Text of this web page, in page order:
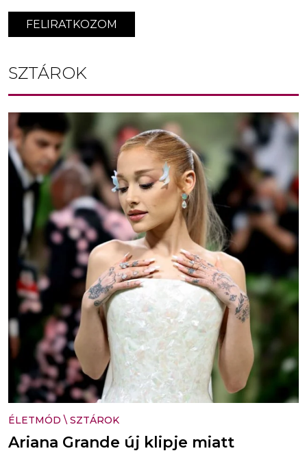
FELIRATKOZOM
SZTÁROK
ÉLETMÓD \ SZTÁROK
Ariana Grande új klipje miatt